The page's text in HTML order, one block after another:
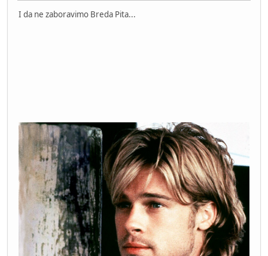
I da ne zaboravimo Breda Pita...